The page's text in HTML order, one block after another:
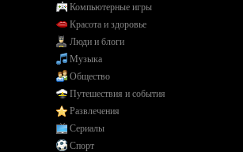
Компьютерные игры
Красота и здоровье
Люди и блоги
Музыка
Общество
Путешествия и события
Развлечения
Сериалы
Спорт